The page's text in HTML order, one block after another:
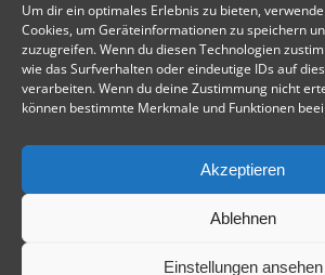
Um dir ein optimales Erlebnis zu bieten,
Cookies, um Geräteinformationen zu speichern
zuzugreifen. Wenn du diesen Technologien
wie das Surfverhalten oder eindeutige IDs auf
verarbeiten. Wenn du deine Zustimmung nicht
können bestimmte Merkmale und Funktionen
Akzeptieren
Ablehnen
Einstellungen ansehen
WERBUNG / PARTNERSEITEN